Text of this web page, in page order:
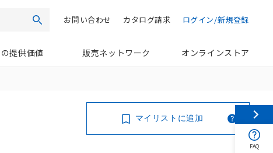
検索 ログイン/新規登録
カタログ請求
お問い合わせ
提供価値 販売ネットワーク オンラインストア
マイリストに追加
FAQ